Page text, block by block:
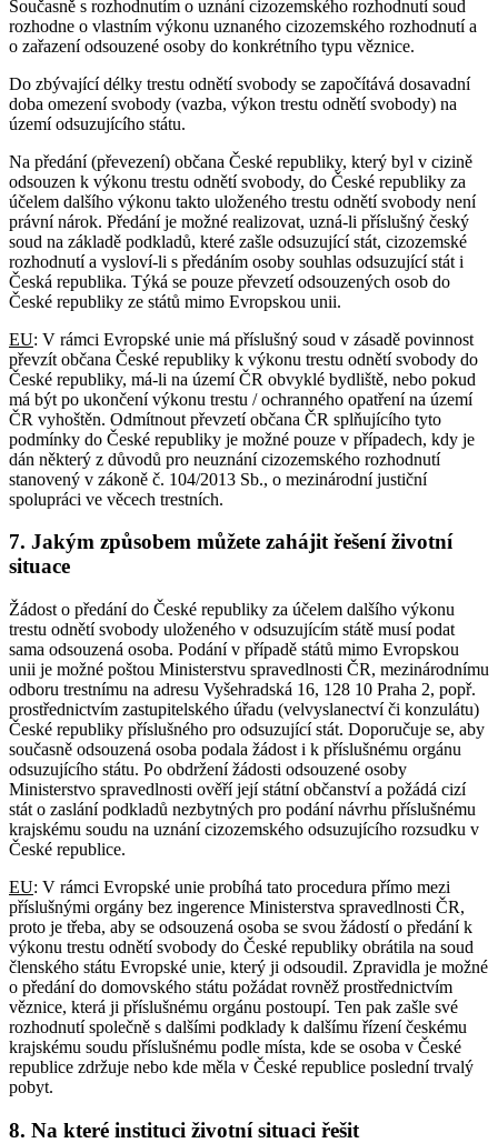
Současně s rozhodnutím o uznání cizozemského rozhodnutí soud
rozhodne o vlastním výkonu uznaného cizozemského rozhodnutí a
o zařazení odsouzené osoby do konkrétního typu věznice.
Do zbývající délky trestu odnětí svobody se započítává dosavadní
doba omezení svobody (vazba, výkon trestu odnětí svobody) na
území odsuzujícího státu.
Na předání (převezení) občana České republiky, který byl v cizině
odsouzen k výkonu trestu odnětí svobody, do České republiky za
účelem dalšího výkonu takto uloženého trestu odnětí svobody není
právní nárok. Předání je možné realizovat, uzná-li příslušný český
soud na základě podkladů, které zašle odsuzující stát, cizozemské
rozhodnutí a vysloví-li s předáním osoby souhlas odsuzující stát i
Česká republika. Týká se pouze převzetí odsouzených osob do
České republiky ze států mimo Evropskou unii.
EU: V rámci Evropské unie má příslušný soud v zásadě povinnost
převzít občana České republiky k výkonu trestu odnětí svobody do
České republiky, má-li na území ČR obvyklé bydliště, nebo pokud
má být po ukončení výkonu trestu / ochranného opatření na území
ČR vyhoštěn. Odmítnout převzetí občana ČR splňujícího tyto
podmínky do České republiky je možné pouze v případech, kdy je
dán některý z důvodů pro neuznání cizozemského rozhodnutí
stanovený v zákoně č. 104/2013 Sb., o mezinárodní justiční
spolupráci ve věcech trestních.
7. Jakým způsobem můžete zahájit řešení životní
situace
Žádost o předání do České republiky za účelem dalšího výkonu
trestu odnětí svobody uloženého v odsuzujícím státě musí podat
sama odsouzená osoba. Podání v případě států mimo Evropskou
unii je možné poštou Ministerstvu spravedlnosti ČR, mezinárodnímu
odboru trestnímu na adresu Vyšehradská 16, 128 10 Praha 2, popř.
prostřednictvím zastupitelského úřadu (velvyslanectví či konzulátu)
České republiky příslušného pro odsuzující stát. Doporučuje se, aby
současně odsouzená osoba podala žádost i k příslušnému orgánu
odsuzujícího státu. Po obdržení žádosti odsouzené osoby
Ministerstvo spravedlnosti ověří její státní občanství a požádá cizí
stát o zaslání podkladů nezbytných pro podání návrhu příslušnému
krajskému soudu na uznání cizozemského odsuzujícího rozsudku v
České republice.
EU: V rámci Evropské unie probíhá tato procedura přímo mezi
příslušnými orgány bez ingerence Ministerstva spravedlnosti ČR,
proto je třeba, aby se odsouzená osoba se svou žádostí o předání k
výkonu trestu odnětí svobody do České republiky obrátila na soud
členského státu Evropské unie, který ji odsoudil. Zpravidla je možné
o předání do domovského státu požádat rovněž prostřednictvím
věznice, která ji příslušnému orgánu postoupí. Ten pak zašle své
rozhodnutí společně s dalšími podklady k dalšímu řízení českému
krajskému soudu příslušnému podle místa, kde se osoba v České
republice zdržuje nebo kde měla v České republice poslední trvalý
pobyt.
8. Na které instituci životní situaci řešit